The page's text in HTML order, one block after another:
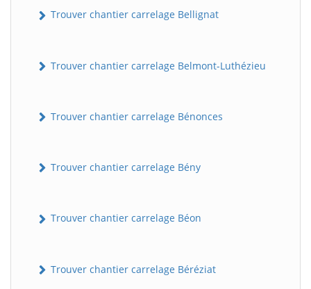
Trouver chantier carrelage Bellignat
Trouver chantier carrelage Belmont-Luthézieu
Trouver chantier carrelage Bénonces
Trouver chantier carrelage Bény
Trouver chantier carrelage Béon
Trouver chantier carrelage Béréziat